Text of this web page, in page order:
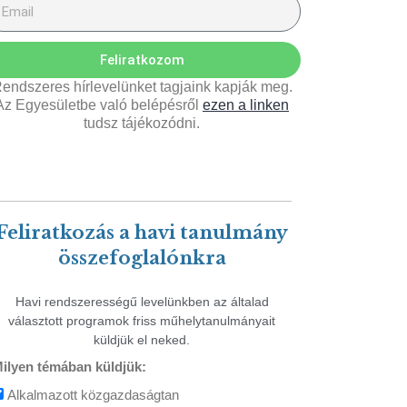
Feliratkozom
hírlevelünket tagjaink kapják meg.
Egyesületbe való belépésről ezen a linken
tudsz tájékozódni.
a havi tanulmány
összefoglalónkra
Havi rendszerességű levelünkben az általad
választott programok friss műhelytanulmányait
küldjük el neked.
témában küldjük:
Alkalmazott közgazdaságtan